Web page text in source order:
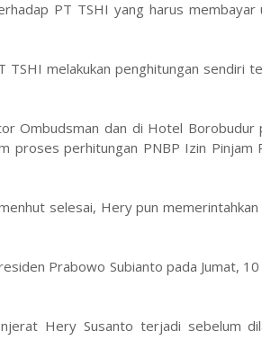
PT TSHI yang harus membayar
melakukan penghitungan sendiri
Ombudsman dan di Hotel Borobudur
proses perhitungan PNBP Izin Pinjam
selesai, Hery pun memerintahkan
Prabowo Subianto pada Jumat, 10
Hery Susanto terjadi sebelum